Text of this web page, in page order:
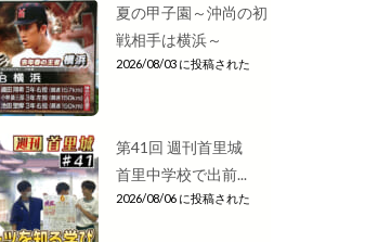
夏の甲子園～沖尚の初
戦相手は横浜～
2026/08/03 に投稿された
第41回 週刊首里城
首里中学校で出前...
2026/08/06 に投稿された